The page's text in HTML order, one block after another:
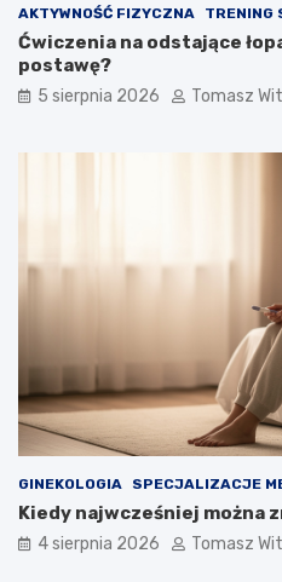
AKTYWNOŚĆ FIZYCZNA TRENING
Ćwiczenia na odstające
postawę?
5 sierpnia 2026 Tomasz
GINEKOLOGIA SPECJALIZACJE
Kiedy najwcześniej można
4 sierpnia 2026 Tomasz